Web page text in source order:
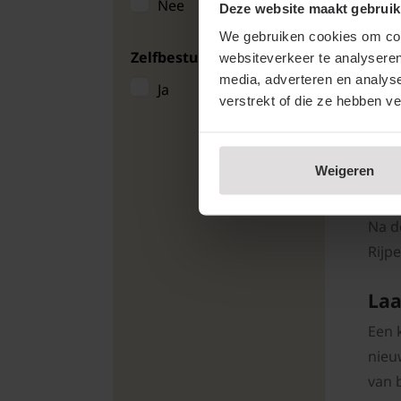
Deze website maakt
We gebruiken cookies om
websiteverkeer te
media, adverteren en
verstrekt of die ze hebben
Weigeren
Nee
Zelfbestuivend
Ja
een
Na
Een
van